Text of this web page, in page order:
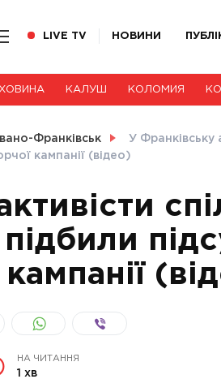
LIVE TV НОВИНИ
КАЛУШ КОЛОМИЯ
Івано-Франківськ
У Франківську
кампанії (відео)
НА ЧИТАННЯ
1 хв